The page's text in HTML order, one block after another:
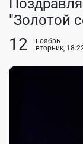
12
ноябрь
вторник,
"Золотой